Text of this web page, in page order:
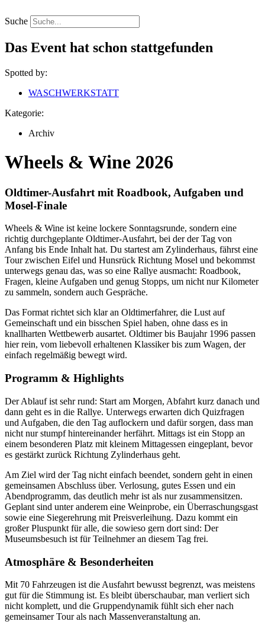
Inhalt
springen
Suche
Das Event hat schon stattgefunden
Spotted by:
WASCHWERKSTATT
Kategorie:
Archiv
Wheels & Wine 2026
Oldtimer-Ausfahrt mit Roadbook, Aufgaben und
Mosel-Finale
Wheels & Wine ist keine lockere Sonntagsrunde, sondern eine
richtig durchgeplante Oldtimer-Ausfahrt, bei der der Tag von
Anfang bis Ende Inhalt hat. Du startest am Zylinderhaus, fährst eine
Tour zwischen Eifel und Hunsrück Richtung Mosel und bekommst
unterwegs genau das, was so eine Rallye ausmacht: Roadbook,
Fragen, kleine Aufgaben und genug Stopps, um nicht nur Kilometer
zu sammeln, sondern auch Gespräche.
Das Format richtet sich klar an Oldtimerfahrer, die Lust auf
Gemeinschaft und ein bisschen Spiel haben, ohne dass es in
knallharten Wettbewerb ausartet. Oldtimer bis Baujahr 1996 passen
hier rein, vom liebevoll erhaltenen Klassiker bis zum Wagen, der
einfach regelmäßig bewegt wird.
Programm & Highlights
Der Ablauf ist sehr rund: Start am Morgen, Abfahrt kurz danach und
dann geht es in die Rallye. Unterwegs erwarten dich Quizfragen
und Aufgaben, die den Tag auflockern und dafür sorgen, dass man
nicht nur stumpf hintereinander herfährt. Mittags ist ein Stopp an
einem besonderen Platz mit kleinem Mittagessen eingeplant, bevor
es gestärkt zurück Richtung Zylinderhaus geht.
Am Ziel wird der Tag nicht einfach beendet, sondern geht in einen
gemeinsamen Abschluss über. Verlosung, gutes Essen und ein
Abendprogramm, das deutlich mehr ist als nur zusammensitzen.
Geplant sind unter anderem eine Weinprobe, ein Überraschungsgast
sowie eine Siegerehrung mit Preisverleihung. Dazu kommt ein
großer Pluspunkt für alle, die sowieso gern dort sind: Der
Museumsbesuch ist für Teilnehmer an diesem Tag frei.
Atmosphäre & Besonderheiten
Mit 70 Fahrzeugen ist die Ausfahrt bewusst begrenzt, was meistens
gut für die Stimmung ist. Es bleibt überschaubar, man verliert sich
nicht komplett, und die Gruppendynamik fühlt sich eher nach
gemeinsamer Tour als nach Massenveranstaltung an.